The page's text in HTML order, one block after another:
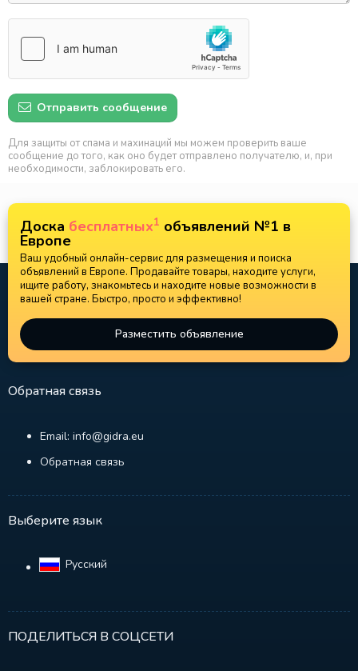
Отправить сообщение
Для защиты от спама и махинаций мы можем проверить ваше
сообщение до того, как оно будет отправлено получателю, и, при
необходимости, заблокировать его.
Доска бесплатных1 объявлений №1 в
Европе
Ваш удобный онлайн-сервис для размещения и поиска
объявлений в Европе. Продавайте товары, находите услуги,
ищите работу, знакомьтесь и находите новые возможности в
вашей стране. Быстро, просто и эффективно!
Разместить объявление
Обратная связь
Email: info@gidra.eu
Обратная связь
Выберите язык
Русский‎
ПОДЕЛИТЬСЯ В СОЦСЕТИ